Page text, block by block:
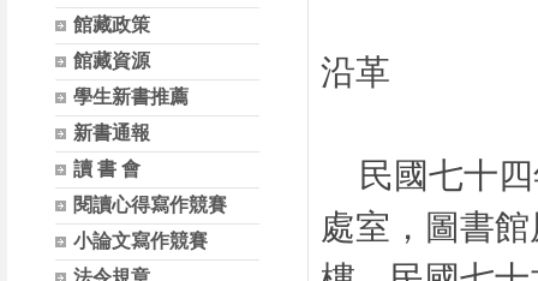
館藏政策
館藏資源
學生新書推薦
新書通報
讀 書 會
閱讀心得寫作競賽
小論文寫作競賽
法令規章
沿革
民國七十四
處室，圖書